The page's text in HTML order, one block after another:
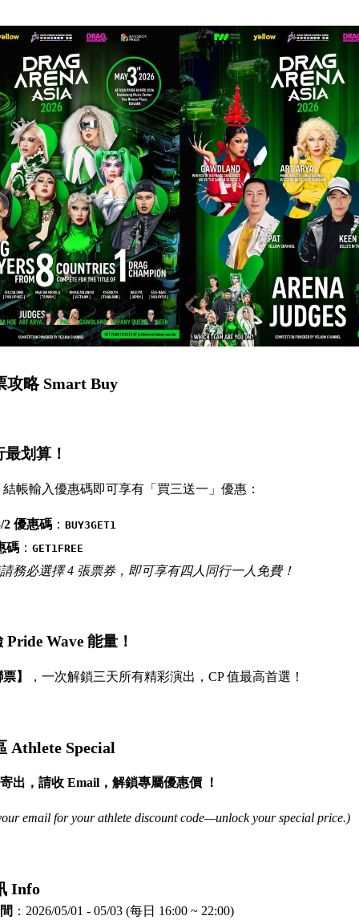
攻略 Smart Buy
最划算！
結帳輸入優惠碼即可享有「買三送一」優惠：
2 優惠碼 ： BUY3GET1
碼 ： GET1FREE
務必選擇 4 張票券，即可享有四人同行一人免費！
Wave 能量！
】 ，一次解鎖三天所有精彩演出，CP 值最高首選！
Athlete Special
出，請收 Email，解鎖專屬優惠價 ！
email for your athlete discount code—unlock your special price.)
Info
：2026/05/01 - 05/03 (每日 16:00 ~ 22:00)